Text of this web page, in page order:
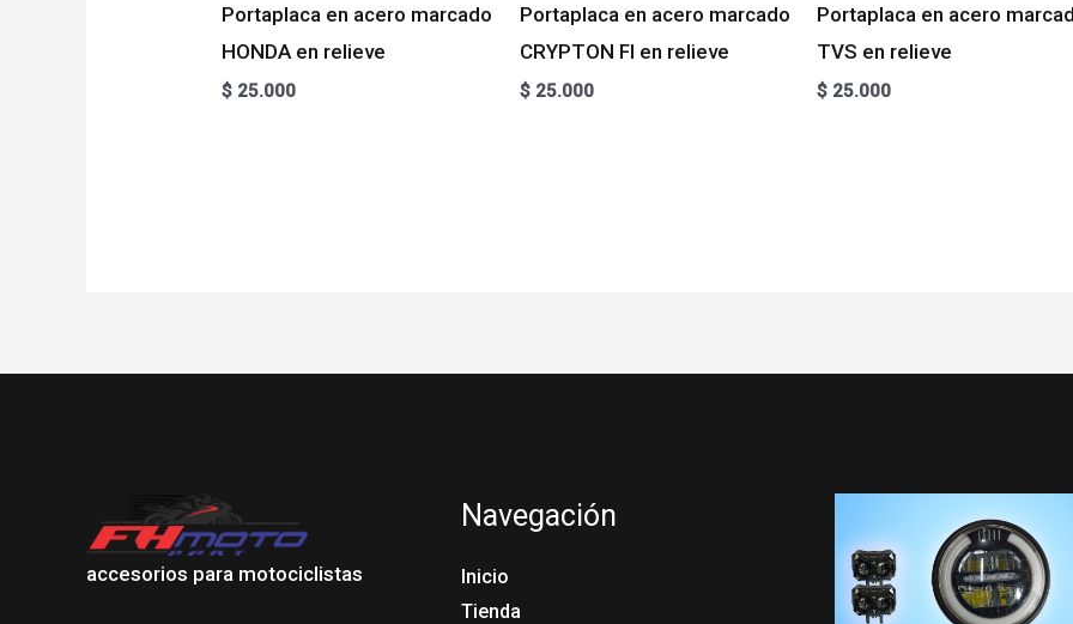
Portaplaca en acero marcado
HONDA en relieve
$ 25.000
Portaplaca en acero marcado
CRYPTON FI en relieve
$25.000
Portaplaca en acero
TVS en relieve
$ 25.000
accesorios para motociclistas
Navegación
Inicio
Tienda